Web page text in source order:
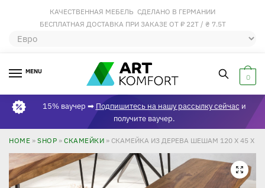
КАЧЕСТВЕННАЯ МЕБЕЛЬ СДЕЛАНО В ГЕРМАНИИ
БЕСПЛАТНАЯ ДОСТАВКА ПРИ ЗАКАЗЕ ОТ ₽ 22Т / ₴ 7.5Т
MENU
0
15% ваучер ➡ Подпишитесь на нашу рассылку сейчас и
получите ваучер.
HOME » SHOP » СКАМЕЙКИ » СКАМЕЙКА ИЗ ДЕРЕВА ШЕШАМ 120 X 45 X
🔍